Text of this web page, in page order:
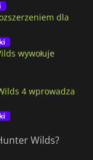
dla
wywołuje
4 wprowadza
Wilds?